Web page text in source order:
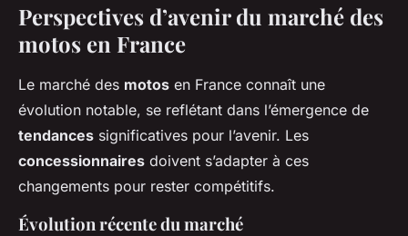
Perspectives d’avenir du marché des
motos en France
Le marché des motos en France connaît une
évolution notable, se reflétant dans l’émergence de
tendances significatives pour l’avenir. Les
concessionnaires doivent s’adapter à ces
changements pour rester compétitifs.
Évolution récente du marché